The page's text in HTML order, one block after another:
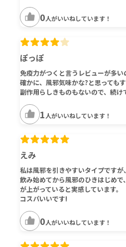
0人がいいねしています！
ぽっぽ
免疫力がつくと言うレビューが多い
確かに、風邪気味かな?と思っても
副作用らしきものもないので、続け
1 人がいいねしています！
えみ
私は風邪を引きやすいタイプですが、
飲み始めてから風邪のひきはじめ
が上がっていると実感しています。
コスパいいです!
0人がいいねしています！